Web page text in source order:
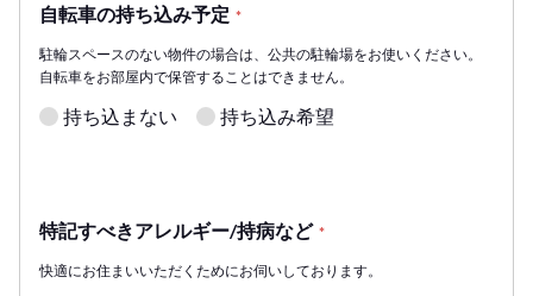
自転車の持ち込み予定 *
駐輪スペースのない物件の場合は、公共の駐輪場をお使いください。
自転車をお部屋内で保管することはできません。
持ち込まない 持ち込み希望
特記すべきアレルギー/持病など *
快適にお住まいいただくためにお伺いしております。